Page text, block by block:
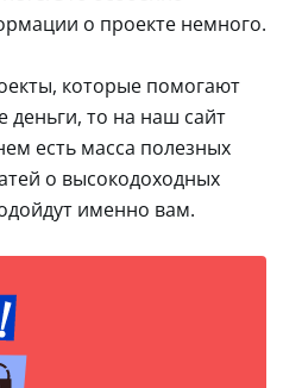
о проекте немного.
которые помогают
деньги, то на наш сайт
есть масса полезных
о высокодоходных
именно вам.